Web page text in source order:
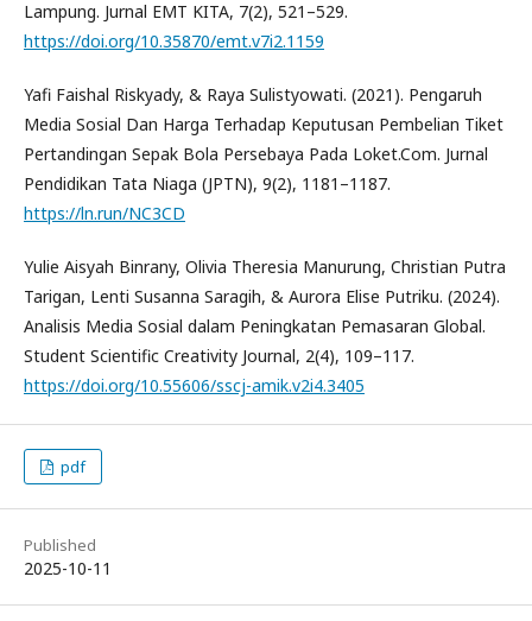
Lampung. Jurnal EMT KITA, 7(2), 521–529.
https://doi.org/10.35870/emt.v7i2.1159
Yafi Faishal Riskyady, & Raya Sulistyowati. (2021). Pengaruh
Media Sosial Dan Harga Terhadap Keputusan Pembelian Tiket
Pertandingan Sepak Bola Persebaya Pada Loket.Com. Jurnal
Pendidikan Tata Niaga (JPTN), 9(2), 1181–1187.
https://ln.run/NC3CD
Yulie Aisyah Binrany, Olivia Theresia Manurung, Christian Putra
Tarigan, Lenti Susanna Saragih, & Aurora Elise Putriku. (2024).
Analisis Media Sosial dalam Peningkatan Pemasaran Global.
Student Scientific Creativity Journal, 2(4), 109–117.
https://doi.org/10.55606/sscj-amik.v2i4.3405
pdf
Published
2025-10-11